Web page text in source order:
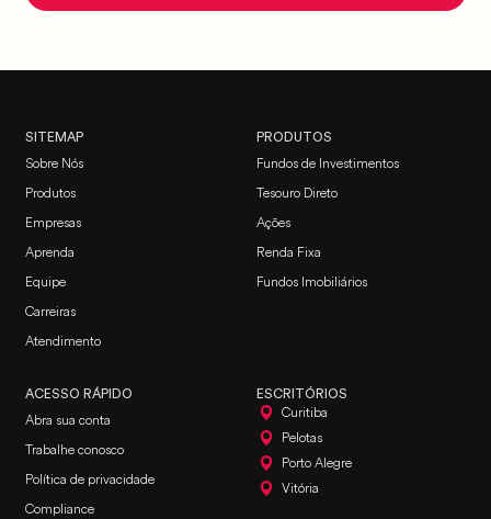
SITEMAP
Sobre Nós
Produtos
Empresas
Aprenda
Equipe
Carreiras
Atendimento
PRODUTOS
Fundos de Investimentos
Tesouro Direto
Ações
Renda Fixa
Fundos Imobiliários
ACESSO RÁPIDO
Abra sua conta
Trabalhe conosco
Política de privacidade
Compliance
ESCRITÓRIOS
Curitiba
Pelotas
Porto Alegre
Vitória